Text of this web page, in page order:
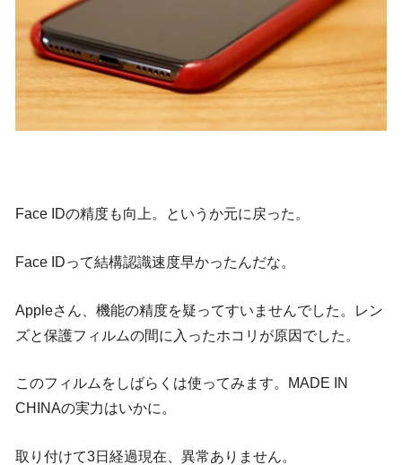
Face IDの精度も向上。というか元に戻った。
Face IDって結構認識速度早かったんだな。
Appleさん、機能の精度を疑ってすいませんでした。レン
ズと保護フィルムの間に入ったホコリが原因でした。
このフィルムをしばらくは使ってみます。MADE IN
CHINAの実力はいかに。
取り付けて3日経過現在、異常ありません。